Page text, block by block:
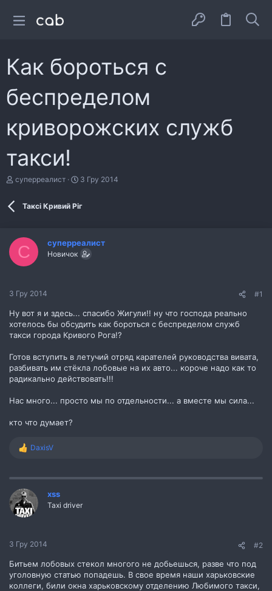
Как бороться с
беспределом
криворожских служб
такси!
А
е
м
суперреалист
Д
а
о
р
3 Гру 2014
Таксі Кривий Ріг
С суперреалист
Новичок
3 Гру 2014 #1
Ну вот я и здесь... спасибо Жигули!! ну что господа реально
хотелось бы обсудить как бороться с беспределом служб
такси города Кривого Рога!?
Готов вступить в летучий отряд карателей руководства вивата,
разбивать им стёкла лобовые на их авто... короче надо как то
радикально действовать!!!
Нас много... просто мы по отдельности... а вместе мы сила...
кто что думает?
Р
к
ц
і
ї
:
DaxisV
xss
Taxi driver
3 Гру 2014 #2
Битьем лобовых стекол многого не добьешься, разве что под
уголовную статью попадешь. В свое время наши харьковские
коллеги, били окна харьковскому отделению Любимого такси,